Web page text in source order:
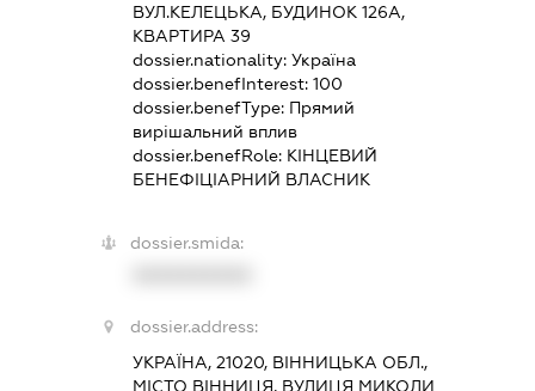
ВУЛ.КЕЛЕЦЬКА, БУДИНОК 126А,
КВАРТИРА 39
dossier.nationality: Україна
dossier.benefInterest: 100
dossier.benefType: Прямий
вирішальний вплив
dossier.benefRole: КІНЦЕВИЙ
БЕНЕФІЦІАРНИЙ ВЛАСНИК
dossier.smida:
dossier.address:
УКРАЇНА, 21020, ВІННИЦЬКА ОБЛ.,
МІСТО ВІННИЦЯ, ВУЛИЦЯ МИКОЛИ